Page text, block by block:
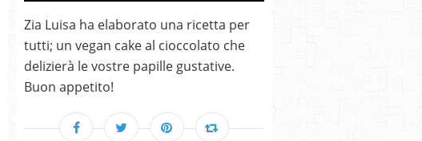
Zia Luisa ha elaborato una ricetta per
tutti; un vegan cake al cioccolato che
delizierà le vostre papille gustative.
Buon appetito!